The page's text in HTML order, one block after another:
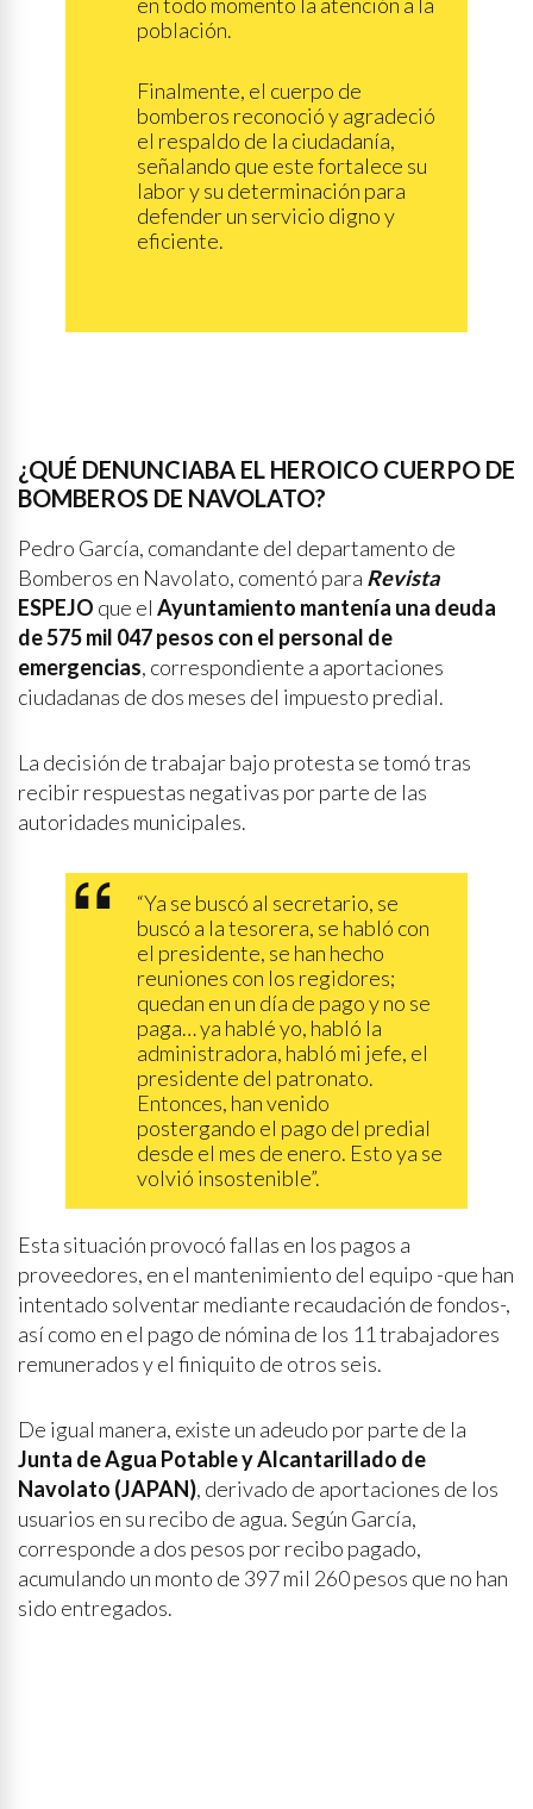
población.
Finalmente, el cuerpo de
bomberos reconoció y agradeció
el respaldo de la ciudadanía,
señalando que este fortalece su
labor y su determinación para
defender un servicio digno y
eficiente.
¿QUÉ DENUNCIABA EL HEROICO CUERPO DE
BOMBEROS DE NAVOLATO?
Pedro García, comandante del departamento de
Bomberos en Navolato, comentó para Revista
ESPEJO que el Ayuntamiento mantenía una deuda
de 575 mil 047 pesos con el personal de
emergencias, correspondiente a aportaciones
ciudadanas de dos meses del impuesto predial.
La decisión de trabajar bajo protesta se tomó tras
recibir respuestas negativas por parte de las
autoridades municipales.
“Ya se buscó al secretario, se
buscó a la tesorera, se habló con
el presidente, se han hecho
reuniones con los regidores;
quedan en un día de pago y no se
paga… ya hablé yo, habló la
administradora, habló mi jefe, el
presidente del patronato.
Entonces, han venido
postergando el pago del predial
desde el mes de enero. Esto ya se
volvió insostenible”.
Esta situación provocó fallas en los pagos a
proveedores, en el mantenimiento del equipo -que han
intentado solventar mediante recaudación de fondos-,
así como en el pago de nómina de los 11 trabajadores
remunerados y el finiquito de otros seis.
De igual manera, existe un adeudo por parte de la
Junta de Agua Potable y Alcantarillado de
Navolato (JAPAN), derivado de aportaciones de los
usuarios en su recibo de agua. Según García,
corresponde a dos pesos por recibo pagado,
acumulando un monto de 397 mil 260 pesos que no han
sido entregados.